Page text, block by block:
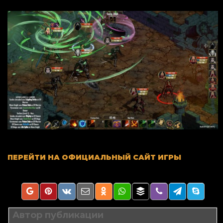
ПЕРЕЙТИ НА ОФИЦИАЛЬНЫЙ САЙТ ИГРЫ
Автор публикации